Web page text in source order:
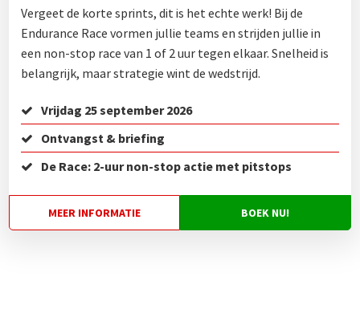
Vergeet de korte sprints, dit is het echte werk! Bij de
Endurance Race vormen jullie teams en strijden jullie in
een non-stop race van 1 of 2 uur tegen elkaar. Snelheid is
belangrijk, maar strategie wint de wedstrijd.
Vrijdag 25 september 2026
Ontvangst & briefing
De Race: 2-uur non-stop actie met pitstops
MEER INFORMATIE BOEK NU!